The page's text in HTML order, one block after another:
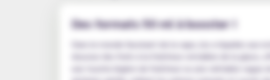
Des formats 50 ml à booster !
Dans le monde fascinant de la vape, les e-liquides aux
douceur des fruits à la fraîcheur cristalline de la glace,
une touche légère de fraîcheur ou une véritable